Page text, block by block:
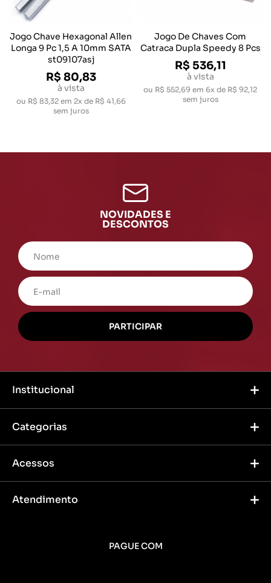
Jogo Chave Hexagonal Allen
Longa 9 Pc 1,5 A 10mm SATA
st09107asj
R$ 80,83
à vista
ou R$ 83,32em 2x de R$ 41,66
sem juros
Jogo De Chaves Com
Catraca Dupla Speedy 8 Pcs
R$ 536,11
à vista
ou R$ 552,69 em 6x de R$ 92,12
sem juros
NOVIDADES E
DESCONTOS
Institucional
Categorias
Acessos
Atendimento
PAGUE COM